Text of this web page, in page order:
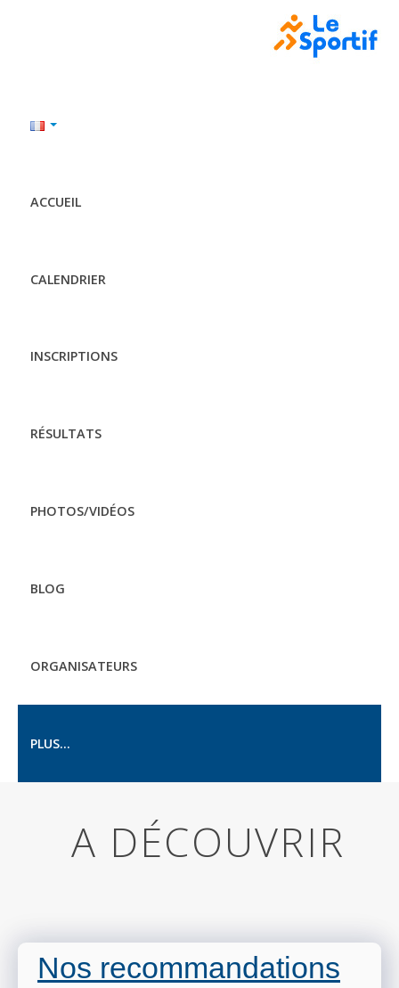
ACCUEIL
CALENDRIER
INSCRIPTIONS
RÉSULTATS
PHOTOS/VIDÉOS
BLOG
ORGANISATEURS
PLUS...
A DÉCOUVRIR
Nos recommandations